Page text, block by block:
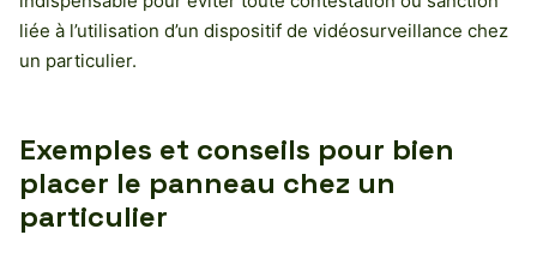
liée à l’utilisation d’un dispositif de vidéosurveillance chez
un particulier.
Exemples et conseils pour bien
placer le panneau chez un
particulier